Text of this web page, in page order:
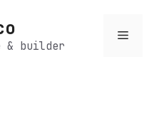
& builder
Menú